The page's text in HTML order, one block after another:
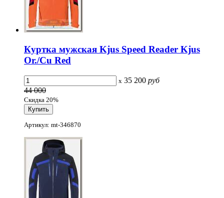
Куртка мужская Kjus Speed Reader Kjus
Or./Cu Red
x 35 200 руб
44 000
Скидка 20%
Артикул: mt-346870